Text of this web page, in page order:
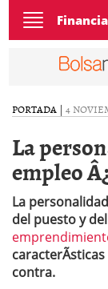
Toggle
navigation
PORTADA | 4
La
empleo
La
del puesto y
contra.